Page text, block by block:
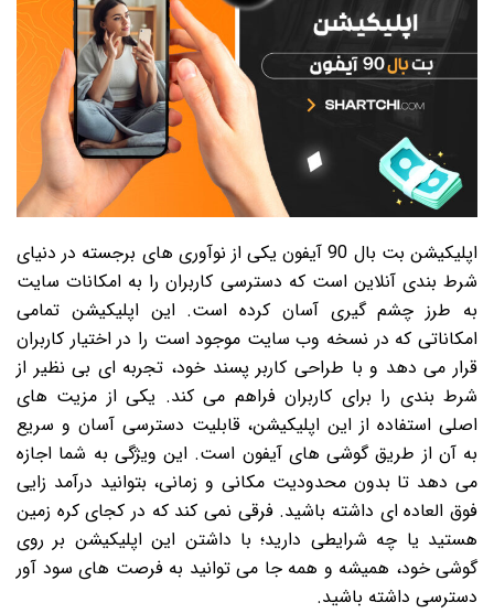
اپلیکیشن بت بال 90 آیفون یکی از نوآوری های برجسته در دنیای
شرط بندی آنلاین است که دسترسی کاربران را به امکانات سایت
به طرز چشم گیری آسان کرده است. این اپلیکیشن تمامی
امکاناتی که در نسخه وب سایت موجود است را در اختیار کاربران
قرار می دهد و با طراحی کاربر پسند خود، تجربه ای بی نظیر از
شرط بندی را برای کاربران فراهم می کند. یکی از مزیت های
اصلی استفاده از این اپلیکیشن، قابلیت دسترسی آسان و سریع
به آن از طریق گوشی های آیفون است. این ویژگی به شما اجازه
می دهد تا بدون محدودیت مکانی و زمانی، بتوانید درآمد زایی
فوق العاده ای داشته باشید. فرقی نمی کند که در کجای کره زمین
هستید یا چه شرایطی دارید؛ با داشتن این اپلیکیشن بر روی
گوشی خود، همیشه و همه جا می توانید به فرصت های سود آور
دسترسی داشته باشید.